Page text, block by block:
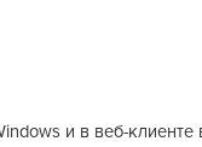
и в веб-клиенте